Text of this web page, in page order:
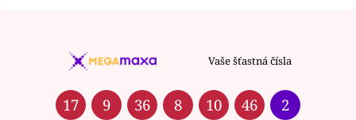
Vaše šťastná čísla
17 9 36 8 10 46 2